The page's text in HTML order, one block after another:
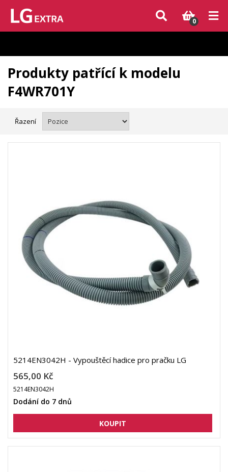
Vzhledem k aktuální situaci se může dodání dílů, které nejsou skladem,
zpozdit. Děkujeme za pochopení.
0
Produkty patřící k modelu
F4WR701Y
Řazení
5214EN3042H - Vypouštěcí hadice pro pračku LG
565,00 Kč
5214EN3042H
Dodání do 7 dnů